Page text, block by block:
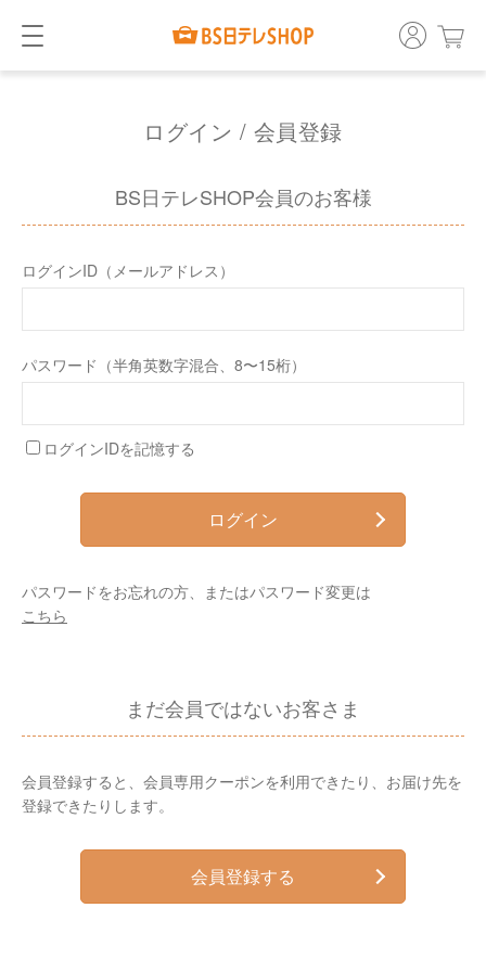
ログイン / 会員登録
BS日テレSHOP会員のお客様
ログインID（メールアドレス）
パスワード（半角英数字混合、8〜15桁）
ログインIDを記憶する
ログイン
パスワードをお忘れの方、またはパスワード変更は
こちら
まだ会員ではないお客さま
会員登録すると、会員専用クーポンを利用できたり、お届け先を
登録できたりします。
会員登録する